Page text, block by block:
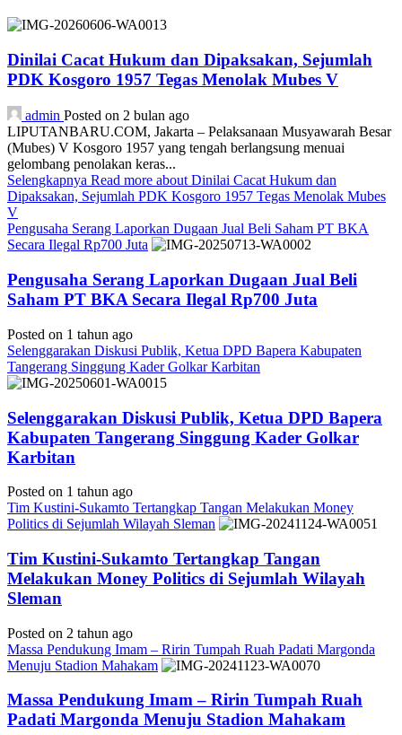
Dinilai Cacat Hukum dan Dipaksakan, Sejumlah
PDK Kosgoro 1957 Tegas Menolak Mubes V
admin Posted on 2 bulan ago
LIPUTANBARU.COM, Jakarta – Pelaksanaan Musyawarah Besar
(Mubes) V Kosgoro 1957 yang tengah berlangsung menuai
gelombang penolakan keras...
Selengkapnya Read more about Dinilai Cacat Hukum dan
Dipaksakan, Sejumlah PDK Kosgoro 1957 Tegas Menolak Mubes
V
Pengusaha Serang Laporkan Dugaan Jual Beli Saham PT BKA
Secara Ilegal Rp700 Juta
Pengusaha Serang Laporkan Dugaan Jual Beli
Saham PT BKA Secara Ilegal Rp700 Juta
Posted on 1 tahun ago
Selenggarakan Diskusi Publik, Ketua DPD Bapera Kabupaten
Tangerang Singgung Kader Golkar Karbitan
Selenggarakan Diskusi Publik, Ketua DPD Bapera
Kabupaten Tangerang Singgung Kader Golkar
Karbitan
Posted on 1 tahun ago
Tim Kustini-Sukamto Tertangkap Tangan Melakukan Money
Politics di Sejumlah Wilayah Sleman
Tim Kustini-Sukamto Tertangkap Tangan
Melakukan Money Politics di Sejumlah Wilayah
Sleman
Posted on 2 tahun ago
Massa Pendukung Imam – Ririn Tumpah Ruah Padati Margonda
Menuju Stadion Mahakam
Massa Pendukung Imam – Ririn Tumpah Ruah
Padati Margonda Menuju Stadion Mahakam